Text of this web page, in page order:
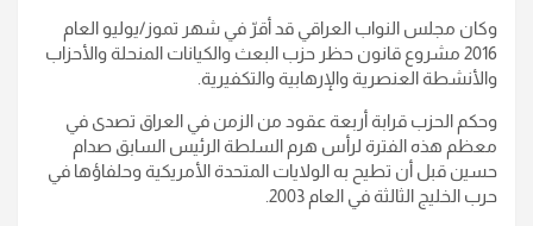
وكان مجلس النواب العراقي قد أقرّ في شهر تموز/يوليو العام
2016 مشروع قانون حظر حزب البعث والكيانات المنحلة والأحزاب
والأنشطة العنصرية والإرهابية والتكفيرية.
وحكم الحزب قرابة أربعة عقود من الزمن في العراق تصدى في
معظم هذه الفترة لرأس هرم السلطة الرئيس السابق صدام
حسين قبل أن تطيح به الولايات المتحدة الأمريكية وحلفاؤها في
حرب الخليج الثالثة في العام 2003.